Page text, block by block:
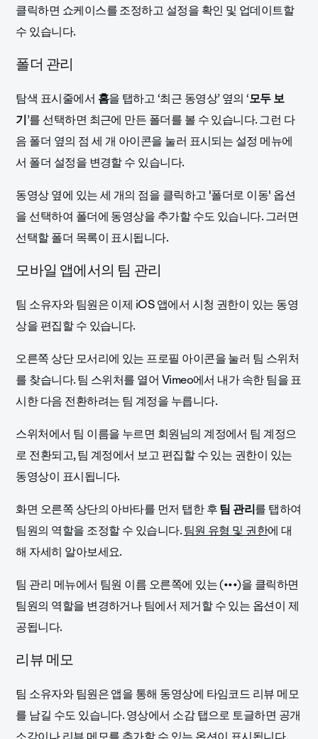
클릭하면 쇼케이스를 조정하고 설정을 확인 및 업데이트할
수 있습니다.
폴더 관리
탐색 표시줄에서 홈을 탭하고 ‘최근 동영상’ 옆의 ‘모두 보
기’를 선택하면 최근에 만든 폴더를 볼 수 있습니다.그런 다
음 폴더 옆의 점 세 개 아이콘을 눌러 표시되는 설정 메뉴에
서 폴더 설정을 변경할 수 있습니다.
동영상 옆에 있는 세 개의 점을 클릭하고 '폴더로 이동' 옵션
을 선택하여 폴더에 동영상을 추가할 수도 있습니다. 그러면
선택할 폴더 목록이 표시됩니다.
모바일 앱에서의 팀 관리
팀 소유자와 팀원은 이제 iOS 앱에서 시청 권한이 있는 동영
상을 편집할 수 있습니다.
오른쪽 상단 모서리에 있는 프로필 아이콘을 눌러 팀 스위처
를 찾습니다. 팀 스위처를 열어 Vimeo에서 내가 속한 팀을 표
시한 다음 전환하려는 팀 계정을 누릅니다.
스위처에서 팀 이름을 누르면 회원님의 계정에서 팀 계정으
로 전환되고, 팀 계정에서 보고 편집할 수 있는 권한이 있는
동영상이 표시됩니다.
화면 오른쪽 상단의 아바타를 먼저 탭한 후팀 관리를 탭하여
팀원의 역할을 조정할 수 있습니다.팀원 유형 및 권한에 대
해 자세히 알아보세요.
팀 관리 메뉴에서 팀원 이름 오른쪽에 있는 (•••)을 클릭하면
팀원의 역할을 변경하거나 팀에서 제거할 수 있는 옵션이 제
공됩니다.
리뷰 메모
팀 소유자와 팀원은 앱을 통해 동영상에 타임코드 리뷰 메모
를 남길 수도 있습니다. 영상에서 소감 탭으로 토글하면 공개